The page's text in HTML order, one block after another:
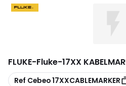
FLUKE-Fluke-17XX
Kopiëren
Ref Cebeo17XXCABLEMARKER